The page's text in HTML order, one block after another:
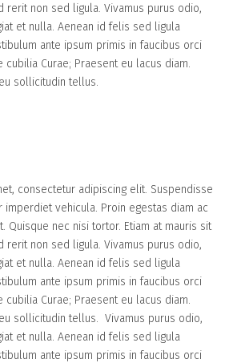
rerit non sed ligula. Vivamus purus odio,
et nulla. Aenean id felis sed ligula
ante ipsum primis in faucibus orci
Curae; Praesent eu lacus diam.
sollicitudin tellus.
consectetur adipiscing elit. Suspendisse
vehicula. Proin egestas diam ac
Quisque nec nisi tortor. Etiam at mauris sit
rerit non sed ligula. Vivamus purus odio,
et nulla. Aenean id felis sed ligula
ante ipsum primis in faucibus orci
Curae; Praesent eu lacus diam.
sollicitudin tellus. Vivamus purus odio,
et nulla. Aenean id felis sed ligula
ante ipsum primis in faucibus orci